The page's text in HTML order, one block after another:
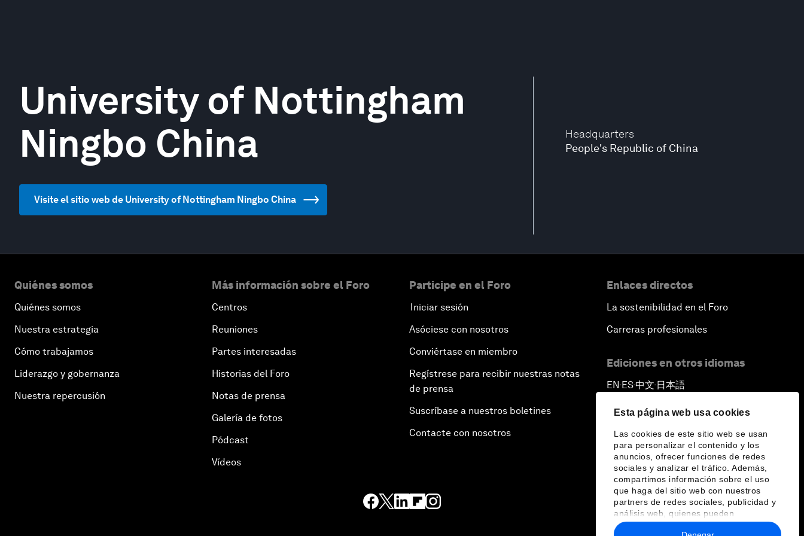
Esta página web usa cookies
Las cookies de este sitio web se usan
para personalizar el contenido y los
anuncios, ofrecer funciones de redes
sociales y analizar el tráfico. Además,
compartimos información sobre el uso
que haga del sitio web con nuestros
partners de redes sociales, publicidad y
análisis web, quienes pueden
combinarla con otra información que les
Headquarters
People's Republic of China
University of Nottingham
Ningbo China
Visite el sitio web de University of Nottingham Ningbo China
Quiénes somos
Quiénes somos
Nuestra estrategia
Cómo trabajamos
Liderazgo y gobernanza
Nuestra repercusión
Más información sobre el Foro
Centros
Reuniones
Partes interesadas
Historias del Foro
Notas de prensa
Galería de fotos
Pódcast
Vídeos
Participe en el Foro
Iniciar sesión
Asóciese con nosotros
Conviértase en miembro
Regístrese para recibir nuestras notas
de prensa
Suscríbase a nuestros boletines
Contacte con nosotros
Enlaces directos
La sostenibilidad en el Foro
Carreras profesionales
Ediciones en otros idiomas
EN ▪ES▪中文▪ 日本語